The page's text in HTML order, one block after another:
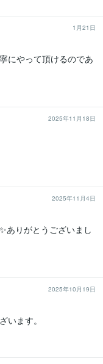
1月21日
にやって頂けるのであ
2025年11月18日
2025年11月4日
ありがとうございまし
2025年10月19日
います。